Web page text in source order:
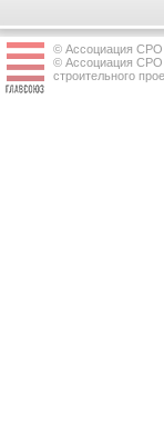
© Ассоциация СРО
© Ассоциация СРО
строительного